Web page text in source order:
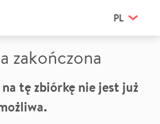
PL
zakończona
tę zbiórkę nie jest już